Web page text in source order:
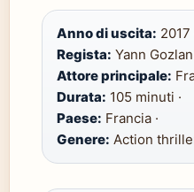
Anno di uscita: 2017
Regista: Yann Gozlan
Attore principale:
Durata: 105 minuti ·
Paese: Francia ·
Genere: Action